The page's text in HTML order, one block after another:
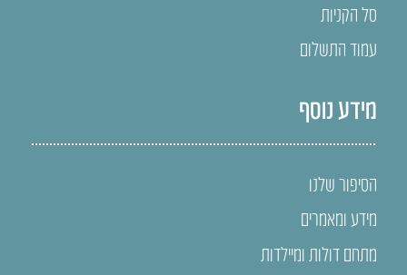
סל הקניות
עמוד התשלום
מידע נוסף
הסיפור שלנו
מידע ומאמרים
מתחם דולות ומיילדות